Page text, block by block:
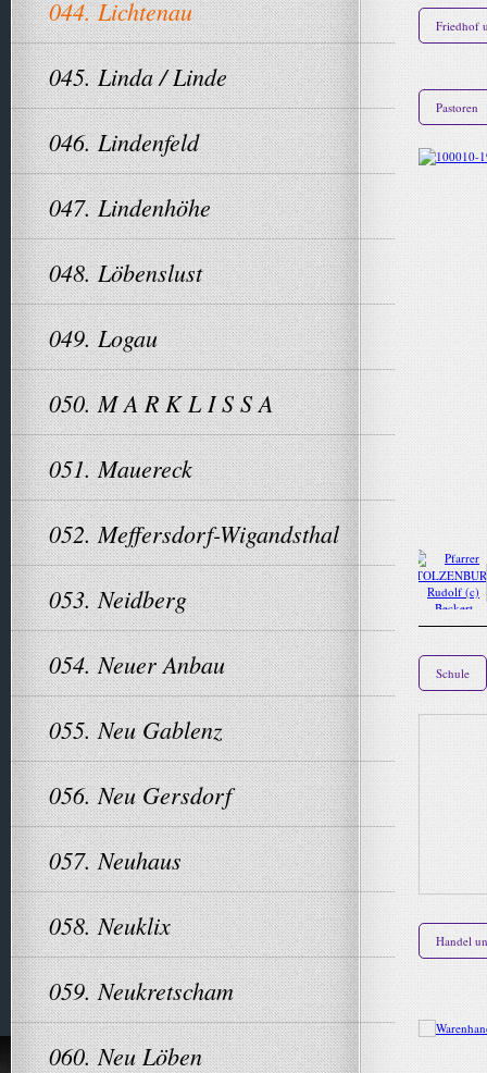
044. Lichtenau
045. Linda / Linde
046. Lindenfeld
047. Lindenhöhe
048. Löbenslust
049. Logau
050. M A R K L I S S A
051. Mauereck
052. Meffersdorf-Wigandsthal
053. Neidberg
054. Neuer Anbau
055. Neu Gablenz
056. Neu Gersdorf
057. Neuhaus
058. Neuklix
059. Neukretscham
060. Neu Löben
Friedhof
Pastoren
Schule
Handel